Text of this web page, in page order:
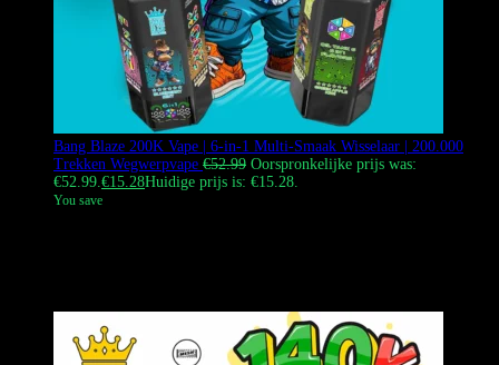
Bang Blaze 200K Vape | 6-in-1 Multi-Smaak Wisselaar | 200.000
Trekken Wegwerpvape €52.99 Oorspronkelijke prijs was:
€52.99.€15.28Huidige prijs is: €15.28.
You save